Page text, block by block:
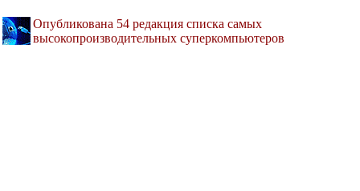
Опубликована 54 редакция списка самых
высокопроизводительных суперкомпьютеров